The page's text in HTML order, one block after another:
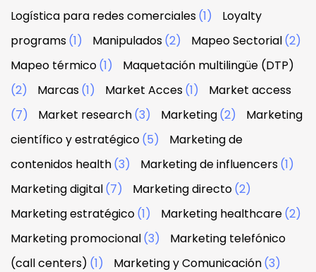
Logística para redes comerciales(1)
Loyalty
programs(1) Manipulados(2) Mapeo Sectorial(2)
Mapeo térmico(1)
Maquetación multilingüe (DTP)
(2)
Marcas(1) Market Acces(1)
Market access
(7)
Market research(3) Marketing(2)
Marketing
científico y estratégico(5)
Marketing de
contenidos health(3) Marketing de influencers(1)
Marketing digital(7) Marketing directo(2)
Marketing estratégico(1) Marketing healthcare(2)
Marketing promocional(3)
Marketing telefónico
(call centers) (1) Marketing y Comunicación(3)